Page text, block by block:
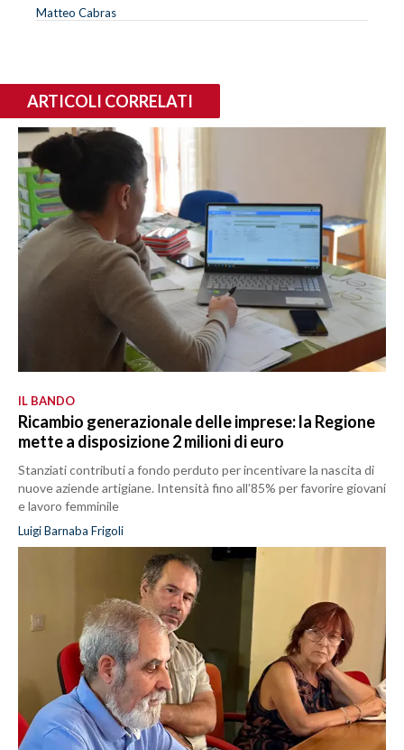
Matteo Cabras
ARTICOLI CORRELATI
IL BANDO
Ricambio generazionale delle imprese: la Regione
mette a disposizione 2 milioni di euro
Stanziati contributi a fondo perduto per incentivare la nascita di
nuove aziende artigiane. Intensità fino all’85% per favorire giovani
e lavoro femminile
Luigi Barnaba Frigoli